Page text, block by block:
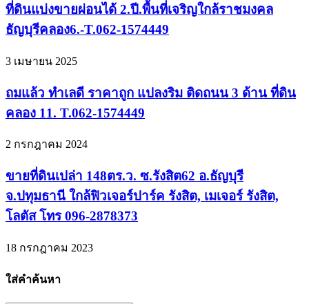
ที่ดินแบ่งขายผ่อนได้ 2.ปี.พื้นที่เจริญใกล้ราชมงคล
ธัญบุรีคลอง6.-T.062-1574449
3 เมษายน 2025
ถมแล้ว ทำเลดี ราคาถูก แปลงริม ติดถนน 3 ด้าน ที่ดิน
คลอง 11. T.062-1574449
2 กรกฎาคม 2024
ขายที่ดินเปล่า 148ตร.ว. ซ.รังสิต62 อ.ธัญบุรี
จ.ปทุมธานี ใกล้ฟิวเจอร์ปาร์ค รังสิต, เมเจอร์ รังสิต,
โลตัส โทร 096-2878373
18 กรกฎาคม 2023
ใส่คำค้นหา